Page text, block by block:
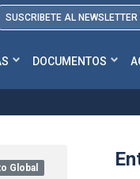
SUSCRIBETE AL NEWSLETTER
DOCUMENTOS
Global